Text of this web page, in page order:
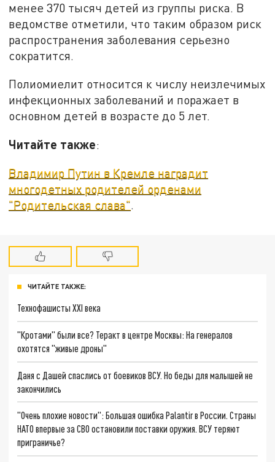
менее 370 тысяч детей из группы риска. В
ведомстве отметили, что таким образом риск
распространения заболевания серьезно
сократится.
Полиомиелит относится к числу неизлечимых
инфекционных заболеваний и поражает в
основном детей в возрасте до 5 лет.
Читайте также:
Владимир Путин в Кремле наградит
многодетных родителей орденами
"Родительская слава"
ЧИТАЙТЕ ТАКЖЕ:
Технофашисты XXI века
"Кротами" были все? Теракт в центре Москвы: На генералов
охотятся "живые дроны"
Даня с Дашей спаслись от боевиков ВСУ. Но беды для малышей не
закончились
"Очень плохие новости": Большая ошибка Palantir в России. Страны
НАТО впервые за СВО остановили поставки оружия. ВСУ теряют
приграничье?